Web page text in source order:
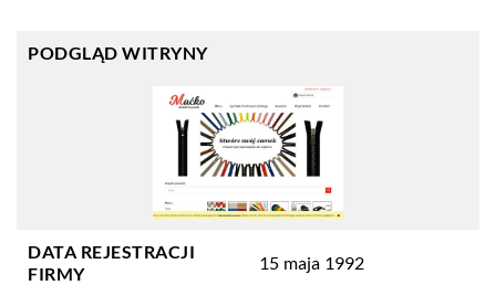
PODGLĄD WITRYNY
DATA REJESTRACJI
FIRMY
15 maja 1992